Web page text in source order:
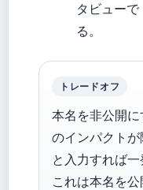
タビュー
る。
トレードオフ
本名を非公開に
のインパクトが
と入力すれば
これは本名を